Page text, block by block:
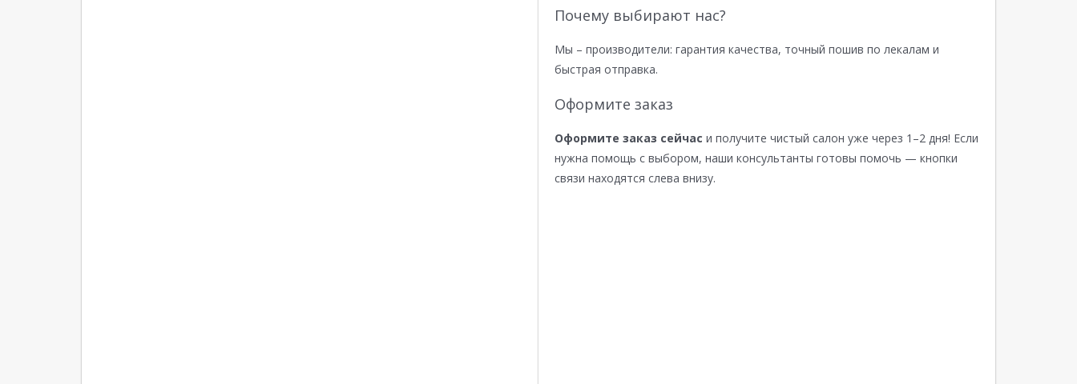
Почему выбирают нас?
Мы – производители: гарантия качества, точный пошив по лекалам и
быстрая отправка.
Оформите заказ
Оформите заказ сейчас и получите чистый салон уже через 1–2 дня! Если
нужна помощь с выбором, наши консультанты готовы помочь — кнопки
связи находятся слева внизу.